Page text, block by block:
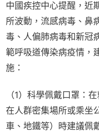
中國疾控中心提醒，近
所波動，流感病毒、鼻
毒、人偏肺病毒和新冠
範呼吸道傳染病疫情，
施：
（1）科學佩戴口罩：
在人群密集場所或乘坐
車、地鐵等）時建議佩